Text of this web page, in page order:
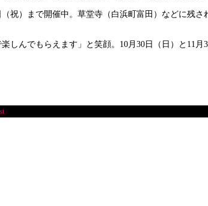
）まで開催中。草堂寺（白浜町富田）などに残さ
んでもらえます」と笑顔。10月30日（日）と11